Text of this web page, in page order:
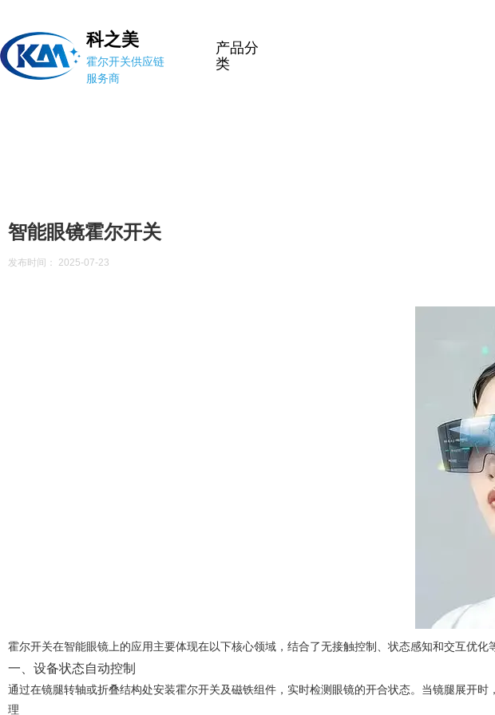
科之美
霍尔开关供应链
服务商
产品分
类
智能眼镜霍尔开关
发布时间： 2025-07-23
霍尔开关在智能眼镜上的应用主要体现在以下核心领域，结合了无接触控制、状态感知和交互优化
一、设备状态自动控制
通过在镜腿转轴或折叠结构处安装霍尔开关及磁铁组件，实时检测眼镜的开合状态。当镜腿展开
理‌